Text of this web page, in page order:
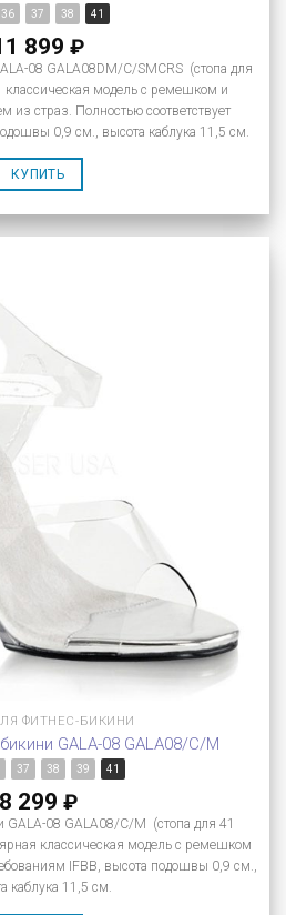
36 37 38 41
899 ₽
08 GALA08DM/C/SMCRS (стопа для
модель с ремешком и
из страз. Полностью соответствует
0,9 см., высота каблука 11,5 см.
КУПИТЬ
ФИТНЕС-БИКИНИ
GALA-08 GALA08/C/M
37 38 39 41
8 299 ₽
08 GALA08/C/M (стопа для 41
классическая модель с ремешком
IFBB, высота подошвы 0,9 см.,
каблука 11,5 см.